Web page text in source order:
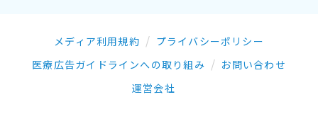
メディア利用規約
プライバシーポリシー
医療広告ガイドラインへの取り組み
お問い合わせ
運営会社